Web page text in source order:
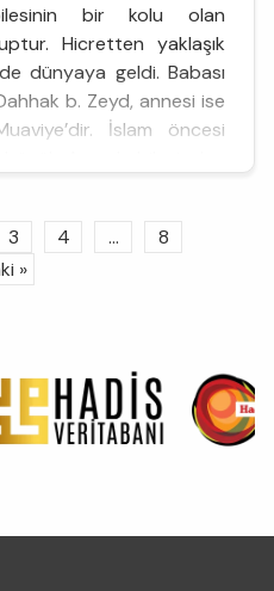
bir kolu olan
Hicretten yaklaşık
dünyaya geldi. Babası
b. Zeyd, annesi ise
İslam öncesi
3 4 ...
8
»